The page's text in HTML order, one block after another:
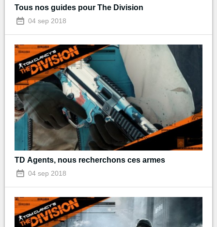
Tous nos guides pour The Division
04 sep 2018
TD Agents, nous recherchons ces armes
04 sep 2018